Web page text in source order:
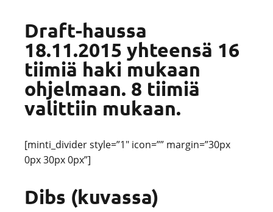
Draft-haussa
18.11.2015 yhteensä 16
tiimiä haki mukaan
ohjelmaan. 8 tiimiä
valittiin mukaan.
[minti_divider style=”1″ icon=”” margin=”30px
0px 30px 0px”]
Dibs (kuvassa)